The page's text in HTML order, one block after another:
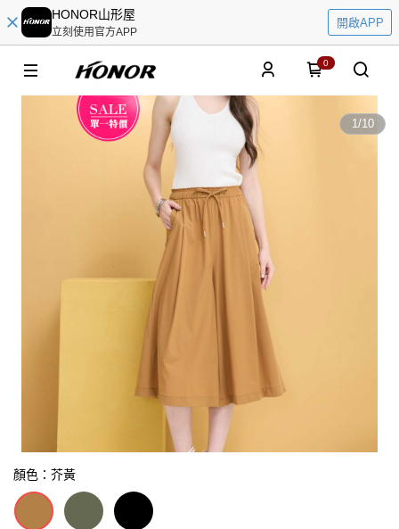
HONOR山形屋
立刻使用官方APP
開啟APP
0
1/10
顏色：芥黃